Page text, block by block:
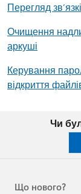
Перегляд
Очищення
аркуші
Керування
відкриття
Чи
Що нового?